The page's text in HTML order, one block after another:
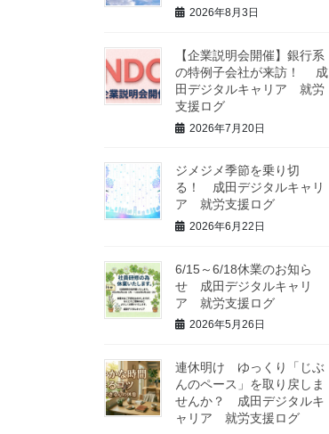
2026年8月3日
【企業説明会開催】銀行系
の特例子会社が来訪！ 成
田デジタルキャリア 就労
支援ログ
2026年7月20日
ジメジメ季節を乗り切
る！ 成田デジタルキャリ
ア 就労支援ログ
2026年6月22日
6/15～6/18休業のお知ら
せ 成田デジタルキャリ
ア 就労支援ログ
2026年5月26日
連休明け ゆっくり「じぶ
んのペース」を取り戻しま
せんか？ 成田デジタルキ
ャリア 就労支援ログ